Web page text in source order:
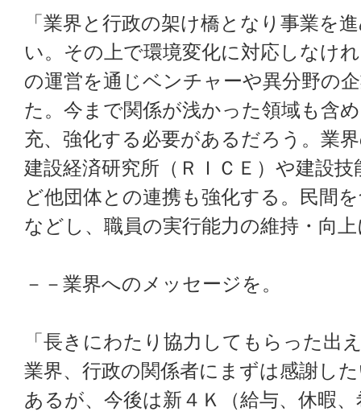
「業界と行政の架け橋となり事業を
い。その上で環境変化に対応しなけ
の運営を通じベンチャーや異分野の
た。今まで関係が浅かった領域も含
充、強化する必要があるだろう。業
建設経済研究所（ＲＩＣＥ）や建設
ど他団体との連携も強化する。民間
などし、職員の実行能力の維持・向
－－業界へのメッセージを。
「長きにわたり協力してもらった出
業界、行政の関係者にまずは感謝し
あるが、今後は新４Ｋ（給与、休暇